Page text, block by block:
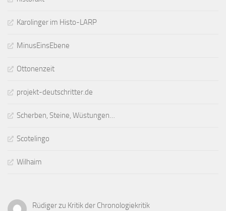
Karolinger im Histo-LARP
MinusEinsEbene
Ottonenzeit
projekt-deutschritter.de
Scherben, Steine, Wüstungen…
Scotelingo
Wilhaim
Rüdigerzu Kritik der Chronologiekritik